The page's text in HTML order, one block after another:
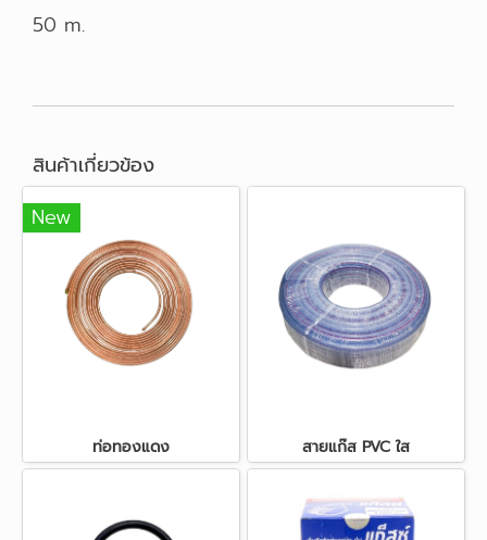
50 m.
สินค้าเกี่ยวข้อง
New
ท่อทองแดง สายแก๊ส PVC ใส